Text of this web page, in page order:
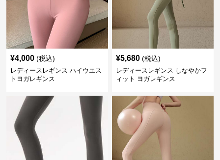
¥4,000 (税込)
レディースレギンス ハイウエス
トヨガレギンス
¥5,680 (税込)
レディースレギンス しなやかフ
ィット ヨガレギンス